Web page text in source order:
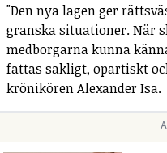
"Den nya lagen ger
granska situationer. När
medborgarna kunna
fattas sakligt, opartiskt
krönikören Alexander Isa.